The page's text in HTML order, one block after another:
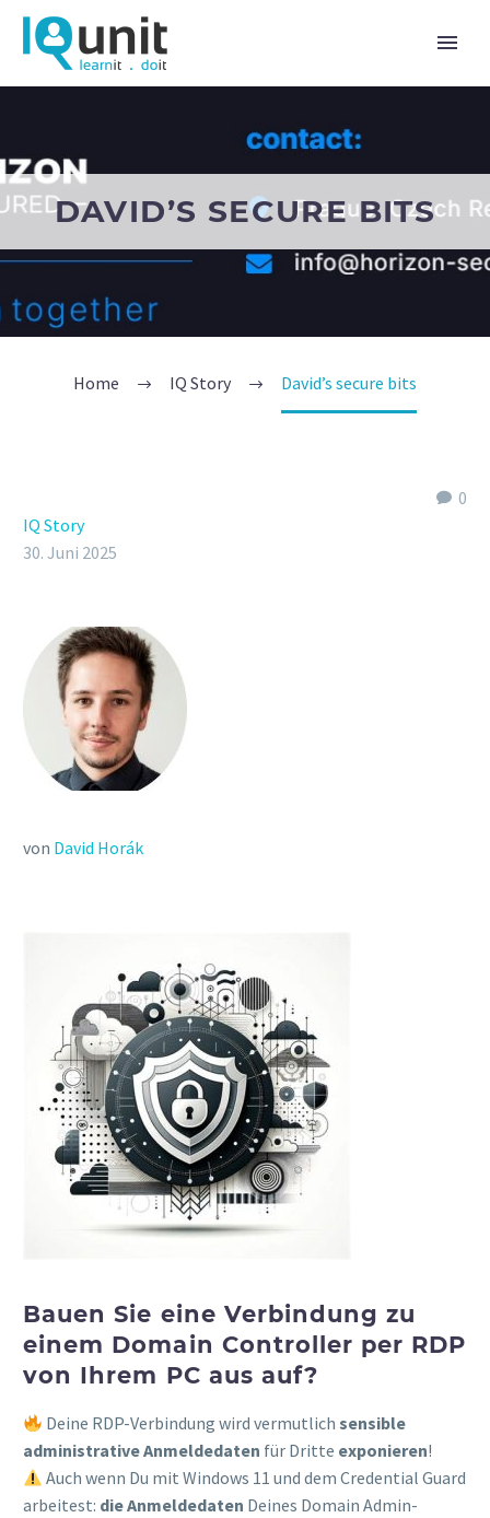
DAVID’S SECURE BITS
Home IQ Story David’s secure bits
0
IQ Story
30. Juni 2025
von David Horák
Bauen Sie eine Verbindung zu
einem Domain Controller per RDP
von Ihrem PC aus auf?
Deine RDP-Verbindung wird vermutlichsensible
administrative Anmeldedaten für Dritte exponieren!
Auch wenn Du mit Windows 11 und dem Credential Guard
arbeitest: die Anmeldedaten Deines Domain Admin-